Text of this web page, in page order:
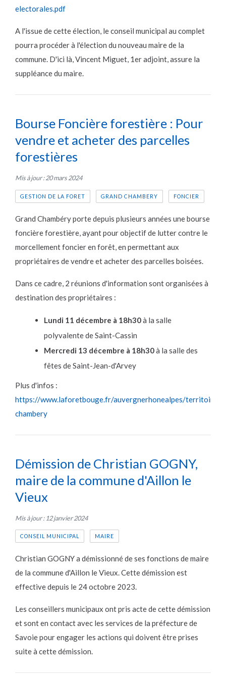
electorales.pdf
A l'issue de cette élection, le conseil municipal au complet
pourra procéder à l'élection du nouveau maire de la
commune. D'ici là, Vincent Miguet, 1er adjoint, assure la
suppléance du maire.
Bourse Foncière forestière : Pour
vendre et acheter des parcelles
forestières
Mis à jour : 20 mars 2024
GESTION DE LA FORET GRAND CHAMBERY FONCIER
Grand Chambéry porte depuis plusieurs années une bourse
foncière forestière, ayant pour objectif de lutter contre le
morcellement foncier en forêt, en permettant aux
propriétaires de vendre et acheter des parcelles boisées.
Dans ce cadre, 2 réunions d'information sont organisées à
destination des propriétaires :
Lundi 11 décembre à 18h30à la salle
polyvalente de Saint-Cassin
Mercredi 13 décembre à 18h30à la salle des
fêtes de Saint-Jean-d'Arvey
Plus d'infos :
https://www.laforetbouge.fr/auvergnerhonealpes/territoire/
chambery
Démission de Christian GOGNY,
maire de la commune d'Aillon le
Vieux
Mis à jour : 12 janvier 2024
CONSEIL MUNICIPAL MAIRE
Christian GOGNY a démissionné de ses fonctions de maire
de la commune d'Aillon le Vieux. Cette démission est
effective depuis le 24 octobre 2023.
Les conseillers municipaux ont pris acte de cette démission
et sont en contact avec les services de la préfecture de
Savoie pour engager les actions qui doivent être prises
suite à cette démission.